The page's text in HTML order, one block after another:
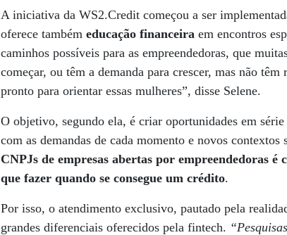
A iniciativa da WS2.Credit começou a ser
oferece tambémeducação financeira em encontros
caminhos possíveis para as empreendedoras, que
começar, ou têm a demanda para crescer, mas não
pronto para orientar essas mulheres”, disse Selene.
O objetivo, segundo ela, é criar oportunidades em
com as demandas de cada momento e novos
CNPJs de empresas abertas por empreendedoras é
que fazer quando se consegue um crédito.
Por isso, o atendimento exclusivo, pautado pela
grandes diferenciais oferecidos pela fintech.